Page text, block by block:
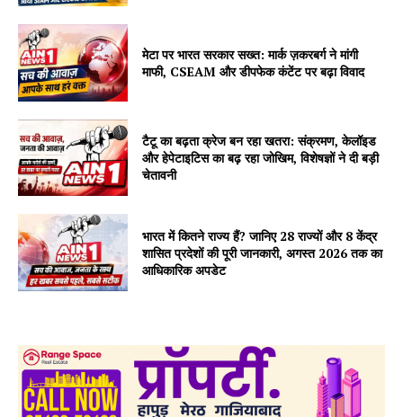
मेटा पर भारत सरकार सख्त: मार्क ज़करबर्ग ने मांगी
माफी, CSEAM और डीपफेक कंटेंट पर बढ़ा विवाद
टैटू का बढ़ता क्रेज बन रहा खतरा: संक्रमण, केलॉइड
और हेपेटाइटिस का बढ़ रहा जोखिम, विशेषज्ञों ने दी बड़ी
चेतावनी
भारत में कितने राज्य हैं? जानिए 28 राज्यों और 8 केंद्र
शासित प्रदेशों की पूरी जानकारी, अगस्त 2026 तक का
आधिकारिक अपडेट